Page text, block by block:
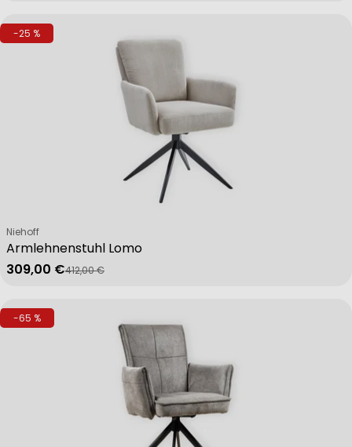
-25 %
Armlehnenstuhl Lomo
Verkäufer:
Niehoff
Verkaufspreis
309,00 €
Regulärer Preis
412,00 €
-65 %